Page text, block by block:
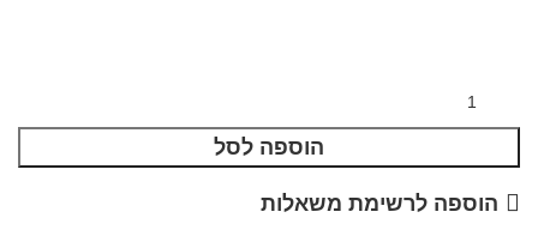
הוספה לסל
הוספה לרשימת משאלות